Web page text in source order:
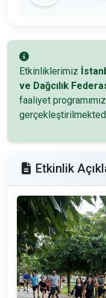
Etkinliklerimiz
ve Dağcılık
faaliyet
Etkinlik